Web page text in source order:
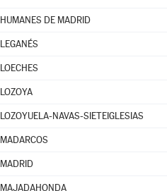
HUMANES DE MADRID
LEGANÉS
LOECHES
LOZOYA
LOZOYUELA-NAVAS-SIETEIGLESIAS
MADARCOS
MADRID
MAJADAHONDA